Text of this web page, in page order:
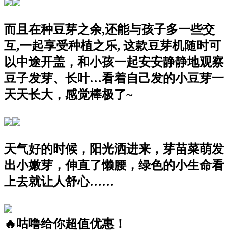
而且在种豆芽之余,还能与孩子多一些交
互,一起享受种植之乐, 这款豆芽机随时可
以中途开盖，和小孩一起安安静静地观察
豆子发芽、长叶…看着自己发的小豆芽一
天天长大，感觉棒极了~
天气好的时候，阳光洒进来，芽苗菜萌发
出小嫩芽，伸直了懒腰，绿色的小生命看
上去就让人舒心……
🔥咕噜给你超值优惠！